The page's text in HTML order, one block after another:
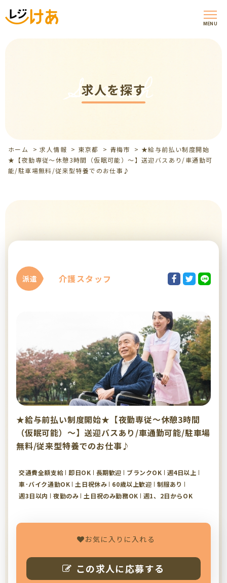
MENU
求人を探す
Search
ホーム >求人情報 > 東京都 > 青梅市 >★給与前払い制度開始
★【夜勤専従～休憩3時間（仮眠可能）～】送迎バスあり/車通勤可
能/駐車場無料/従来型特養でのお仕事♪
派遣 介護スタッフ
★給与前払い制度開始★【夜勤専従～休憩3時間
（仮眠可能）～】送迎バスあり/車通勤可能/駐車場
無料/従来型特養でのお仕事♪
交通費全額支給 即日OK 長期歓迎 ブランクOK
週4日以上
車･バイク通勤OK
土日祝休み 60歳以上歓迎
制服あり
週3日以内
夜勤のみ 土日祝のみ勤務OK 週1、2日からOK
お気に入りに入れる
この求人に応募する